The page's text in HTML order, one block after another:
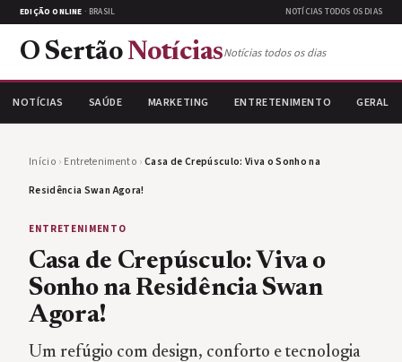
EDIÇÃO ONLINE · BRASIL NOTÍCIAS TODOS OS DIAS
O Sertão NotíciasNotícias todos os dias
NOTÍCIAS SAÚDE MARKETING ENTRETENIMENTO GERAL
Início › Entretenimento ›Casa de Crepúsculo: Viva o Sonho na
Residência Swan Agora!
ENTRETENIMENTO
Casa de Crepúsculo: Viva o
Sonho na Residência Swan
Agora!
Um refúgio com design, conforto e tecnologia